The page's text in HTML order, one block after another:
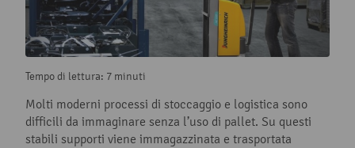
Tempo di lettura: 7 minuti
Molti moderni processi di stoccaggio e logistica sono
difficili da immaginare senza l’uso di pallet. Su questi
stabili supporti viene immagazzinata e trasportata